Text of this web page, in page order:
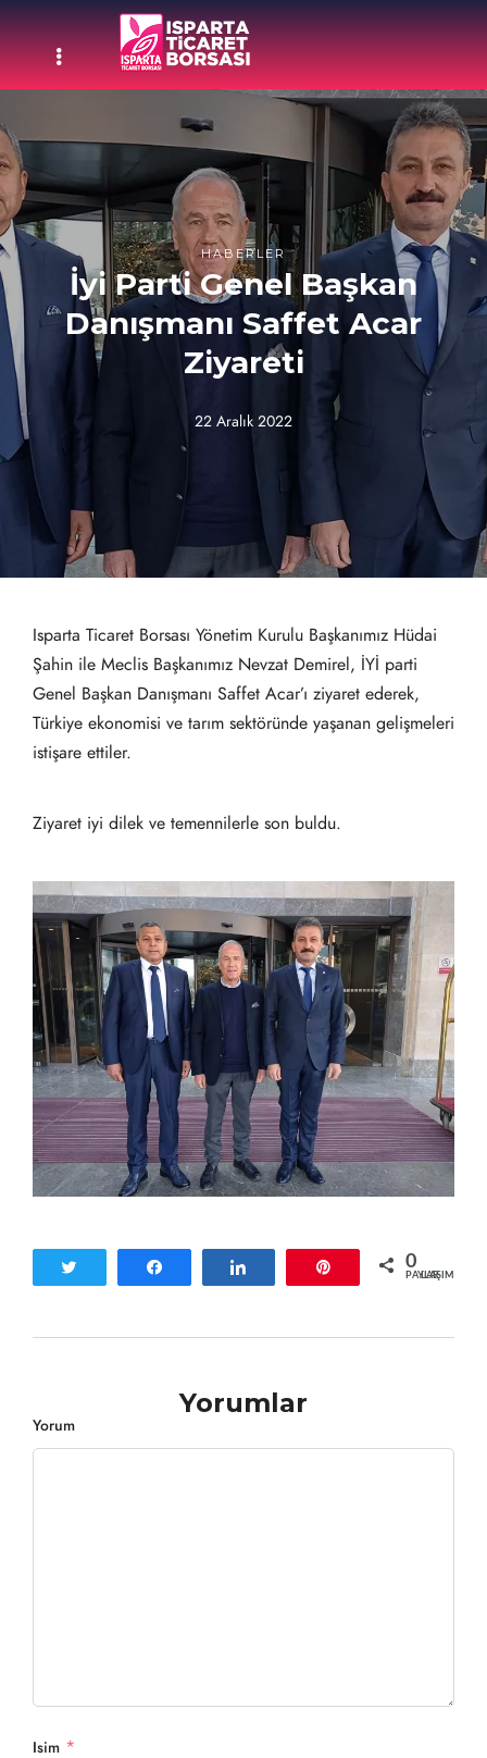
HABERLER
İyi Parti Genel Başkan
Danışmanı Saffet Acar
Ziyareti
22 Aralık 2022
Isparta Ticaret Borsası Yönetim Kurulu Başkanımız Hüdai
Şahin ile Meclis Başkanımız Nevzat Demirel, İYİ parti
Genel Başkan Danışmanı Saffet Acar’ı ziyaret ederek,
Türkiye ekonomisi ve tarım sektöründe yaşanan gelişmeleri
istişare ettiler.
Ziyaret iyi dilek ve temennilerle son buldu.
0
PAYLAŞIMLAR
Yorumlar
Yorum
Isim *